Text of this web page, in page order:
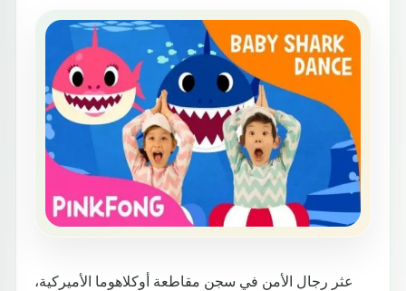
عثر رجال الأمن في سجن مقاطعة أوكلاهوما الأميركية،